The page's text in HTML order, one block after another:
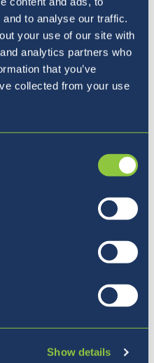
to analyse our traffic.
your use of our site with
analytics partners who
that you’ve
collected from your use
Show details